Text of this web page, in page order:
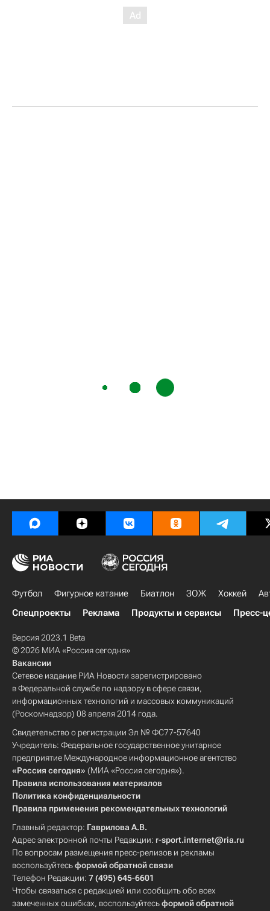
Футбол Фигурное катание Биатлон ЗОЖ Хоккей
Спецпроекты
Реклама Продукты и сервисы Пресс-
Версия 2023.1 Beta
© 2026 МИА «Россия сегодня»
Вакансии
Сетевое издание РИА Новости зарегистрировано
в Федеральной службе по надзору в сфере связи,
информационных технологий и массовых коммуникаций
(Роскомнадзор) 08 апреля 2014 года.
Свидетельство о регистрации Эл № ФС77-57640
Учредитель: Федеральное государственное унитарное
предприятие Международное информационное агентство
«Россия сегодня» (МИА «Россия сегодня»).
Правила использования материалов
Политика конфиденциальности
Правила применения рекомендательных технологий
Главный редактор: Гаврилова А.В.
Адрес электронной почты Редакции: r-sport.internet@ria.ru
По вопросам размещения пресс-релизов и рекламы
воспользуйтесьформой обратной связи
Телефон Редакции: 7 (495) 645-6601
Чтобы связаться с редакцией или сообщить обо всех
замеченных ошибках, воспользуйтесьформой обратной